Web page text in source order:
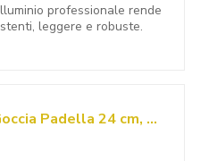
professionale rende
leggere e robuste.
Lagostina Goccia Padella 24 cm, Rivestimento in Ceramica Antiaderente, Scorrevolezza Ottimale, Pulizia Facile, Thermo-Signal, Sicura, Compatibile con Induzione